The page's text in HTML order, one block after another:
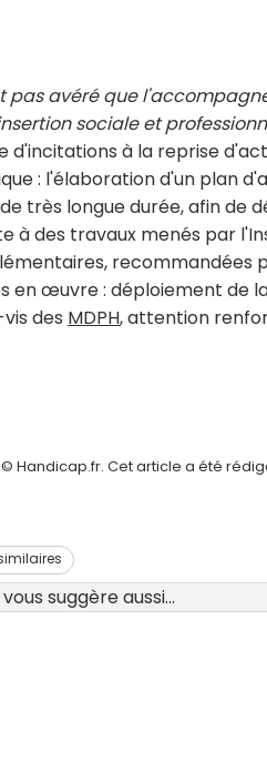
pas avéré que
sociale et
d'incitations à la reprise
: l'élaboration d'un plan
très longue durée, afin de
à des travaux menés par
recommandées
œuvre : déploiement de
des MDPH, attention
Cet article a été
suggère aussi...